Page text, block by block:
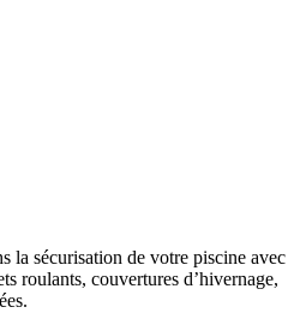
la sécurisation de votre piscine avec
roulants, couvertures d’hivernage,